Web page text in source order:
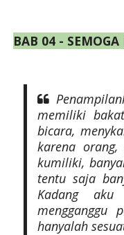
BAB 04 -
memiliki
bicara,
karena
kumiliki,
tentu saja
Kadang
mengganggu
hanyalah